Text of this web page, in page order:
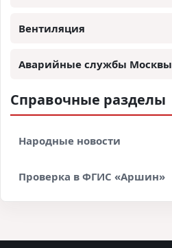
Вентиляция
Аварийные службы Москвы
Справочные разделы
Народные новости
Проверка в ФГИС «Аршин»